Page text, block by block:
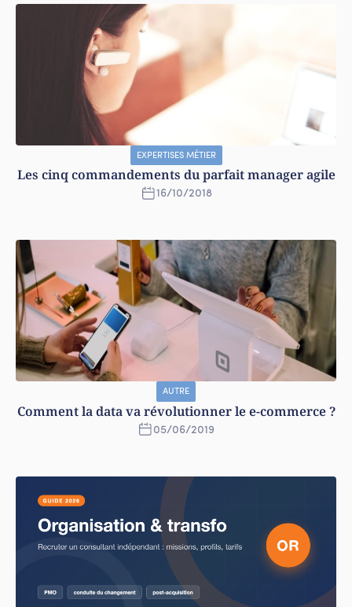
EXPERTISES MÉTIER
Les cinq commandements du parfait manager agile
16/10/2018
AUTRE
Comment la data va révolutionner le e-commerce ?
05/06/2019